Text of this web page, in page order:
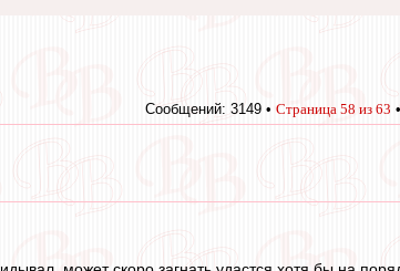
Сообщений: 3149 • Страница 58 из 63 •